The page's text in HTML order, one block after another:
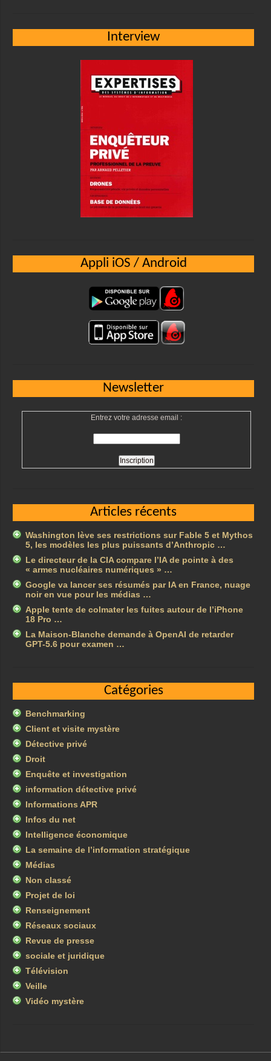
Interview
Appli iOS / Android
Newsletter
Entrez votre adresse email :
Articles récents
Washington lève ses restrictions sur Fable 5 et Mythos
5, les modèles les plus puissants d’Anthropic …
Le directeur de la CIA compare l’IA de pointe à des
« armes nucléaires numériques » …
Google va lancer ses résumés par IA en France, nuage
noir en vue pour les médias …
Apple tente de colmater les fuites autour de l’iPhone
18 Pro …
La Maison-Blanche demande à OpenAI de retarder
GPT-5.6 pour examen …
Catégories
Benchmarking
Client et visite mystère
Détective privé
Droit
Enquête et investigation
information détective privé
Informations APR
Infos du net
Intelligence économique
La semaine de l’information stratégique
Médias
Non classé
Projet de loi
Renseignement
Réseaux sociaux
Revue de presse
sociale et juridique
Télévision
Veille
Vidéo mystère